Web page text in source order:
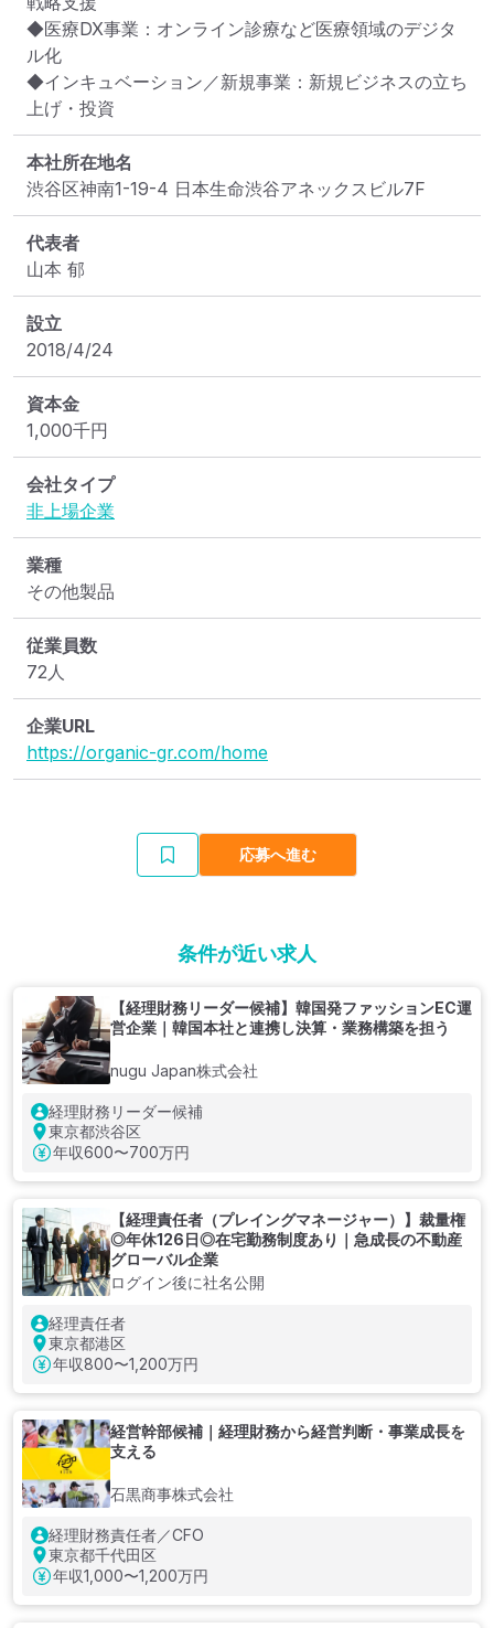
◆医療DX事業：オンライン診療など医療領域のデジタ
ル化
◆インキュベーション／新規事業：新規ビジネスの立ち
上げ・投資
本社所在地名
渋谷区神南1-19-4 日本生命渋谷アネックスビル7F
代表者
山本 郁
設立
2018/4/24
資本金
1,000千円
会社タイプ
非上場企業
業種
その他製品
従業員数
72人
企業URL
https://organic-gr.com/home
応募へ進む
条件が近い求人
【経理財務リーダー候補】韓国発ファッションEC運
営企業｜韓国本社と連携し決算・業務構築を担う
nugu Japan株式会社
経理財務リーダー候補
東京都渋谷区
年収600〜700万円
【経理責任者（プレイングマネージャー）】裁量権
◎年休126日◎在宅勤務制度あり｜急成長の不動産
グローバル企業
ログイン後に社名公開
経理責任者
東京都港区
年収800〜1,200万円
経営幹部候補｜経理財務から経営判断・事業成長を
支える
石黒商事株式会社
経理財務責任者／CFO
東京都千代田区
年収1,000〜1,200万円